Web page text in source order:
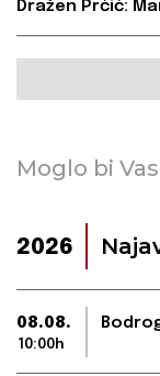
Dražen Prćić:
Moglo bi
2026
08.08.
10:00h